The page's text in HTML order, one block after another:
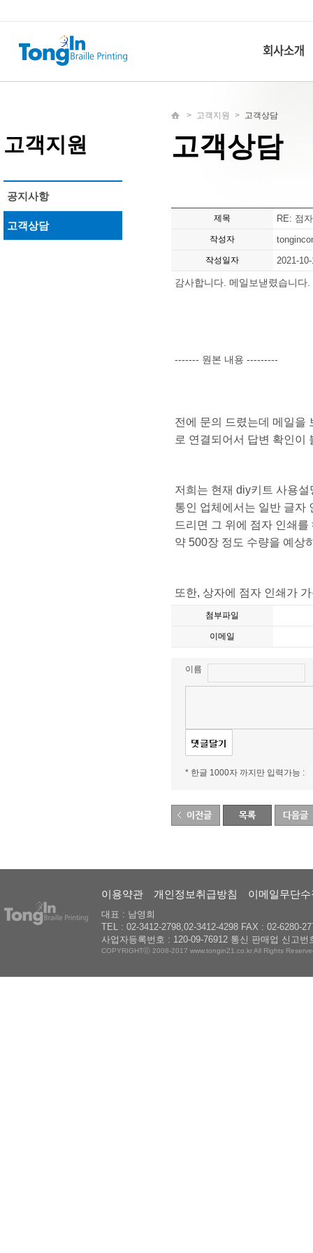
고객지원
공지사항
고객상담
> 고객지원 > 고객상담
고객상담
제목 RE: 점
작성자
작성일자 2021-10-
감사합니다. 메일보낻렸습니다
------- 원본 내용 ---------
전에 문의 드렸는데 메일을
로 연결되어서 답변 확인이
저희는 현재 diy키트 사용
통인 업체에서는 일반 글자
드리면 그 위에 점자 인쇄
약 500장 정도 수량을 예상
또한, 상자에 점자 인쇄가
첨부파일
이메일
이름
* 한글 1000자 까지만 입력가능 :
이용약관 개인정보취급방침 이메일무단
대표 : 남영희
TEL : 02-3412-2798,02-3412-4298 FAX : 02-6280-
사업자등록번호 : 120-09-76912 통신 판매업 신고번
COPYRIGHTⓒ 2008-2017 www.tongin21.co.kr All Rights